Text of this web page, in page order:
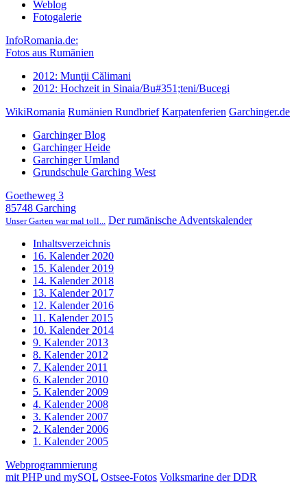
Weblog
Fotogalerie
InfoRomania.de:
Fotos aus Rumänien
2012: Munţii Călimani
2012: Hochzeit in Sinaia/Bu#351;teni/Bucegi
WikiRomania Rumänien Rundbrief Karpatenferien Garchinger.de
Garchinger Blog
Garchinger Heide
Garchinger Umland
Grundschule Garching West
Goetheweg 3
85748 Garching
Unser Garten war mal toll... Der rumänische Adventskalender
Inhaltsverzeichnis
16. Kalender 2020
15. Kalender 2019
14. Kalender 2018
13. Kalender 2017
12. Kalender 2016
11. Kalender 2015
10. Kalender 2014
9. Kalender 2013
8. Kalender 2012
7. Kalender 2011
6. Kalender 2010
5. Kalender 2009
4. Kalender 2008
3. Kalender 2007
2. Kalender 2006
1. Kalender 2005
Webprogrammierung
mit PHP und mySQL Ostsee-Fotos Volksmarine der DDR